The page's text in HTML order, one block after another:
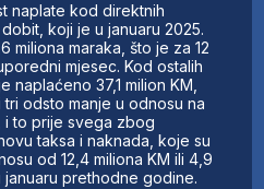
naplate kod direktnih
koji je u januaru 2025.
miliona maraka, što je za 12
mjesec. Kod ostalih
naplaćeno 37,1 milion KM,
tri odsto manje u odnosu na
i to prije svega zbog
taksa i naknada, koje su
od 12,4 miliona KM ili 4,9
januaru prethodne godine.